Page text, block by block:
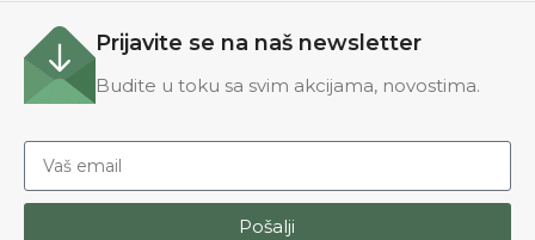
Prijavite se na naš newsletter
Budite u toku sa svim akcijama, novostima.
Pošalji